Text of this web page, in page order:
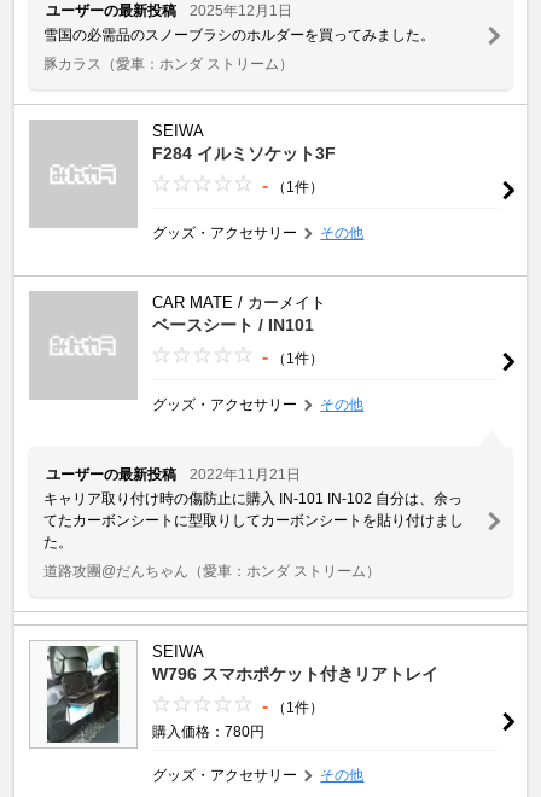
ユーザーの最新投稿
2025年12月1日
雪国の必需品のスノーブラシのホルダーを買ってみました。
豚カラス
（愛車：ホンダ ストリーム）
SEIWA
F284 イルミソケット3F
- （1件）
グッズ・アクセサリー その他
CAR MATE / カーメイト
ベースシート / IN101
- （1件）
グッズ・アクセサリー その他
ユーザーの最新投稿
2022年11月21日
キャリア取り付け時の傷防止に購入 IN-101 IN-102 自分は、余っ
てたカーボンシートに型取りしてカーボンシートを貼り付けまし
た。
道路攻團@だんちゃん （愛車：ホンダ ストリーム）
SEIWA
W796 スマホポケット付きリアトレイ
-
（1件）
購入価格：780円
グッズ・アクセサリー その他